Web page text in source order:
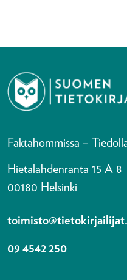
Faktahommissa –
Hietalahdenranta 15 A 8
00180 Helsinki
09 4542 250